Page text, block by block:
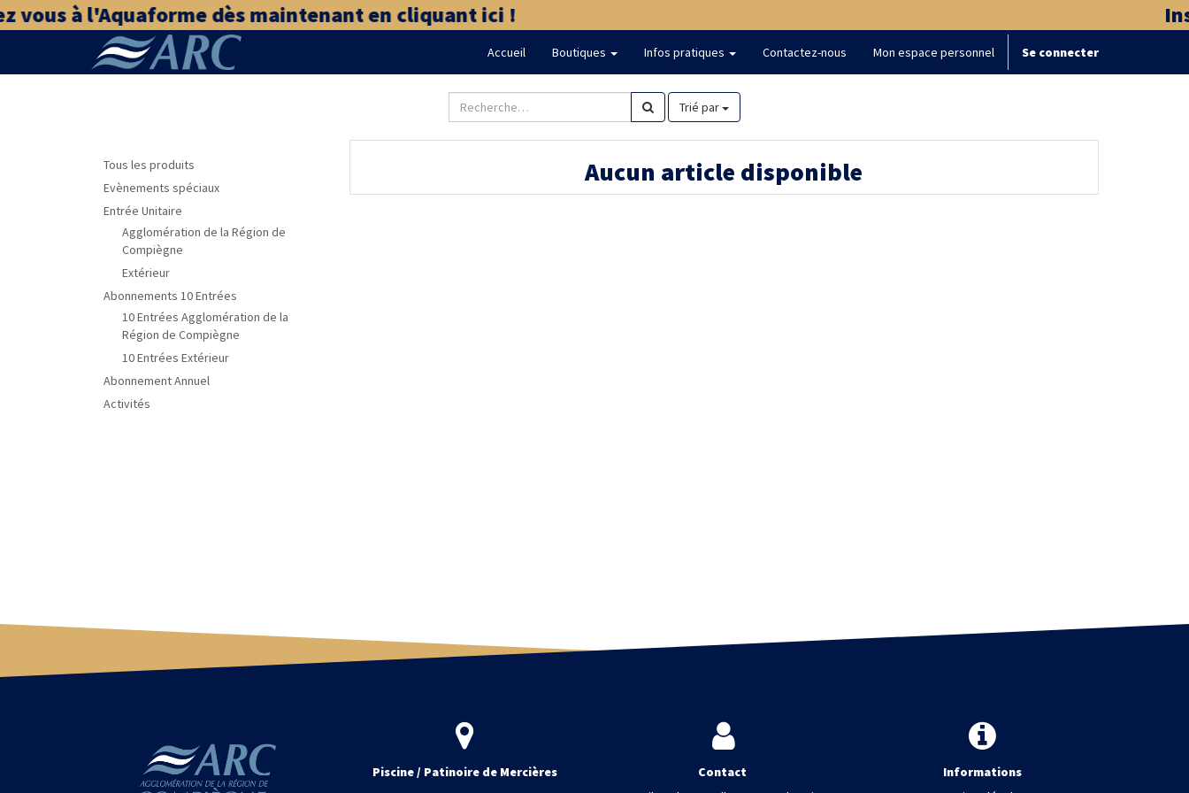
vous à l'Aquaforme dès maintenant en cliquant ici !
Accueil Boutiques Infos pratiques Contactez-nous Mon espace personnel Se connecter
Trié par
Tous les produits
Evènements spéciaux
Entrée Unitaire
Agglomération de la Région de
Compiègne
Extérieur
Abonnements 10 Entrées
10 Entrées Agglomération de la
Région de Compiègne
10 Entrées Extérieur
Abonnement Annuel
Activités
Aucun article disponible
Piscine / Patinoire de Mercières
Contact
Informations